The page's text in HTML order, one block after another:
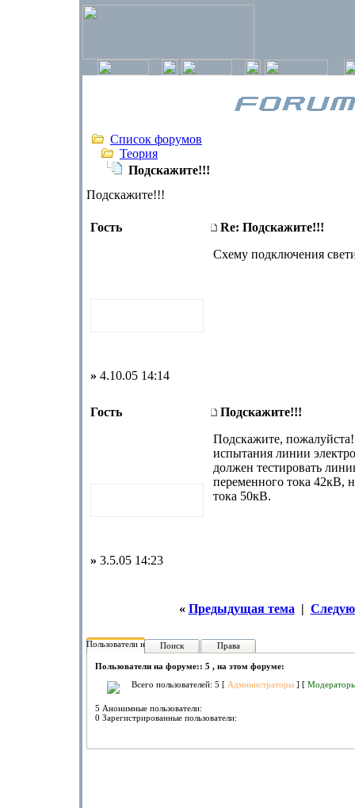
Список форумов
Теория
Подскажите!!!
Подскажите!!!
Гость
Re: Подскажите!!!
Схему подключения
» 4.10.05 14:14
Гость
Подскажите!!!
Подскажите,
испытания линии
должен тестировать
переменного тока 42кВ,
тока 50кВ.
» 3.5.05 14:23
« Предыдущая тема |
Пользователи на форуме:
Поиск Права
Пользователи на форуме:: 5 , на этом форуме:
Всего пользователей: 5 [ Администраторы ] [
5 Анонимные пользователи:
0 Зарегистрированные пользователи: